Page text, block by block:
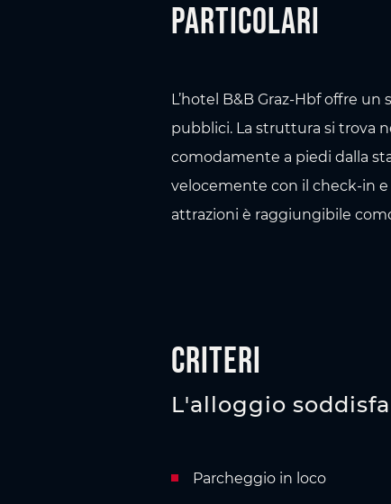
Particolari
L’hotel B&B Graz-Hbf offre
pubblici. La struttura si trova
comodamente a piedi dalla
velocemente con il check-in
attrazioni è raggiungibile
Criteri
L'alloggio
Parcheggio in loco